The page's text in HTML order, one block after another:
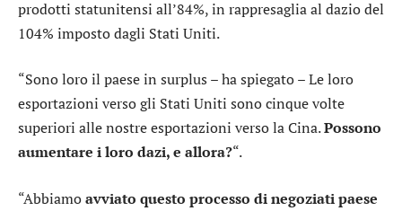
prodotti statunitensi all’84%, in rappresaglia al dazio del
104% imposto dagli Stati Uniti.
“Sono loro il paese in surplus – ha spiegato – Le loro
esportazioni verso gli Stati Uniti sono cinque volte
superiori alle nostre esportazioni verso la Cina.Possono
aumentare i loro dazi, e allora?“.
“Abbiamoavviato questo processo di negoziati paese